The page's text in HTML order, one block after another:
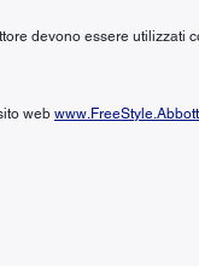
devono essere utilizzati
web www.FreeStyle.Abbott